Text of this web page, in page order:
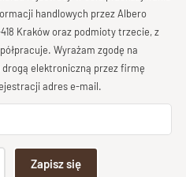
jej klasycznego uroku,
wystroju wnętrz.
i ozdobnym detalom, witryna
wnętrzami
dobryhandlowych przez Albero
Kraków oraz podmioty trzecie, z
Wyrażam zgodę na
elektroniczną przez firmę
adres e-mail.
Zapisz się